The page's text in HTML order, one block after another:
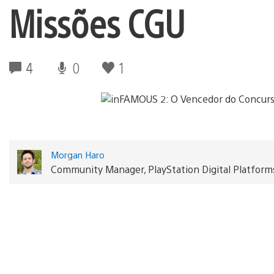
Missões CGU
4 0 1
Morgan Haro
Community Manager, PlayStation Digital